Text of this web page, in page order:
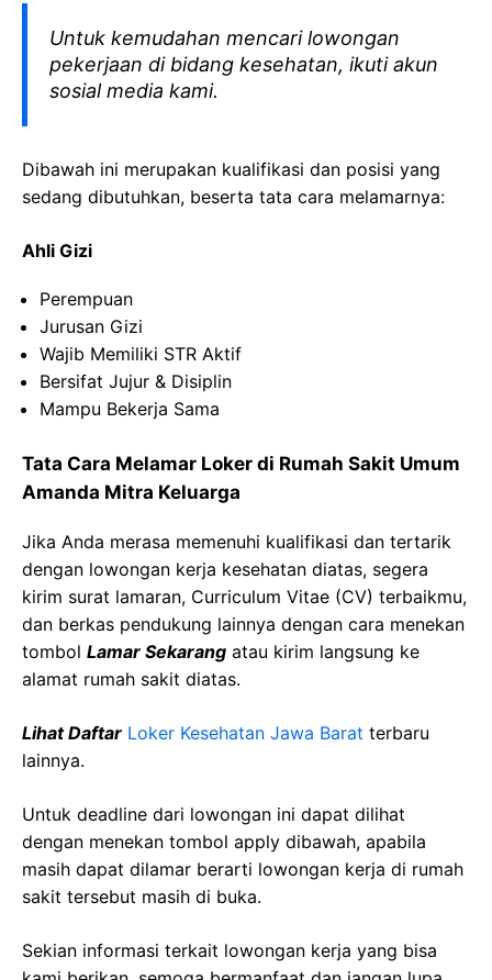
Untuk kemudahan mencari lowongan
pekerjaan di bidang kesehatan, ikuti akun
sosial media kami.
Dibawah ini merupakan kualifikasi dan posisi yang
sedang dibutuhkan, beserta tata cara melamarnya:
Ahli Gizi
Perempuan
Jurusan Gizi
Wajib Memiliki STR Aktif
Bersifat Jujur & Disiplin
Mampu Bekerja Sama
Tata Cara Melamar Loker di Rumah Sakit Umum
Amanda Mitra Keluarga
Jika Anda merasa memenuhi kualifikasi dan tertarik
dengan lowongan kerja kesehatan diatas, segera
kirim surat lamaran, Curriculum Vitae (CV) terbaikmu,
dan berkas pendukung lainnya dengan cara menekan
tombol Lamar Sekarang atau kirim langsung ke
alamat rumah sakit diatas.
Lihat Daftar Loker Kesehatan Jawa Barat terbaru
lainnya.
Untuk deadline dari lowongan ini dapat dilihat
dengan menekan tombol apply dibawah, apabila
masih dapat dilamar berarti lowongan kerja di rumah
sakit tersebut masih di buka.
Sekian informasi terkait lowongan kerja yang bisa